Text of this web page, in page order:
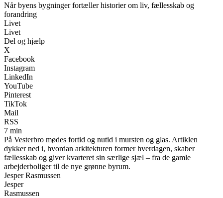
Når byens bygninger fortæller historier om liv, fællesskab og
forandring
Livet
Livet
Del og hjælp
X
Facebook
Instagram
LinkedIn
YouTube
Pinterest
TikTok
Mail
RSS
7 min
På Vesterbro mødes fortid og nutid i mursten og glas. Artiklen
dykker ned i, hvordan arkitekturen former hverdagen, skaber
fællesskab og giver kvarteret sin særlige sjæl – fra de gamle
arbejderboliger til de nye grønne byrum.
Jesper Rasmussen
Jesper
Rasmussen